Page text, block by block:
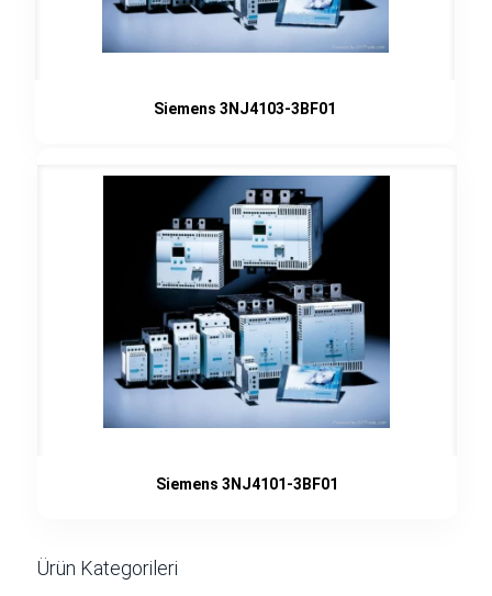
Siemens 3NJ4103-3BF01
Siemens 3NJ4101-3BF01
Ürün Kategorileri